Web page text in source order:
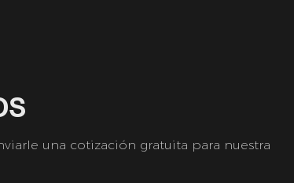
una cotización gratuita para nuestra